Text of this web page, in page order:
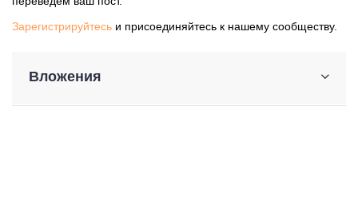
Зарегистрируйтесь и присоединяйтесь к нашему сообществу.
Вложения